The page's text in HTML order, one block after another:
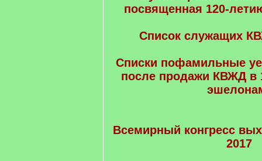
посвященная 120-
Список служащих
Списки пофамильные
после продажи КВЖД в
Всемирный конгресс
2017